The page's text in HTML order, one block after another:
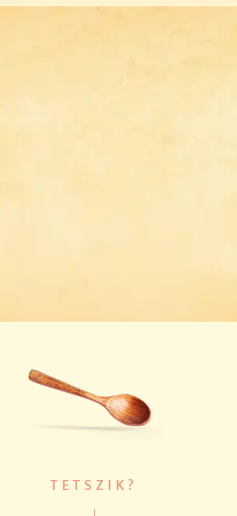
TETSZIK?